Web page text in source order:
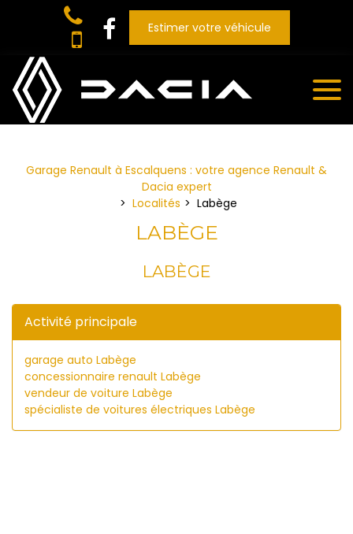
Estimer votre véhicule
Garage Renault à Escalquens : votre agence Renault &
Dacia expert
Localités
Labège
LABÈGE
LABÈGE
Activité principale
garage auto Labège
concessionnaire renault Labège
vendeur de voiture Labège
spécialiste de voitures électriques Labège
Panneau de gestion des cookies